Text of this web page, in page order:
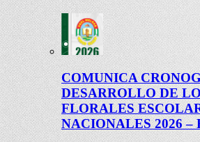
COMUNICA
DESARROLLO DE
FLORALES
NACIONALES 2026 –